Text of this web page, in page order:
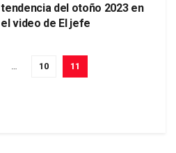
tendencia del otoño 2023 en
el video de El jefe
10 11